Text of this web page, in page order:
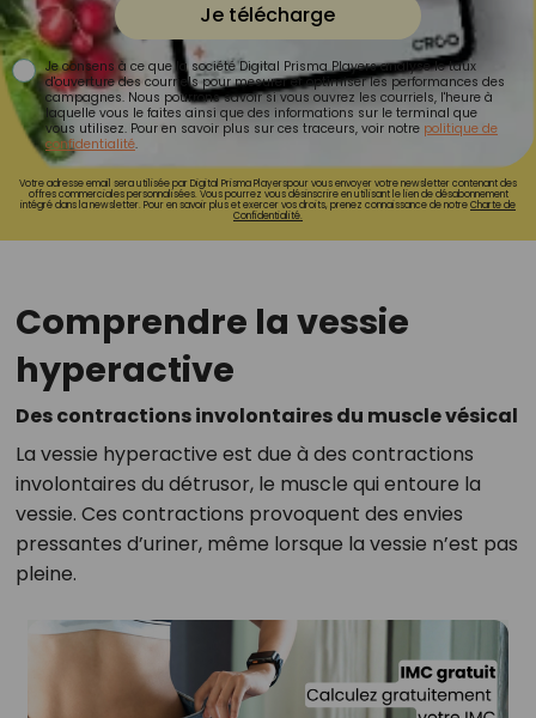
Je télécharge
Je consens à ce que la société Digital Prisma Players analyse le taux
d'ouverture des courriels pour mesurer et optimiser les performances des
campagnes. Nous pourrons savoir si vous ouvrez les courriels, l'heure à
laquelle vous le faites ainsi que des informations sur le terminal que
vous utilisez. Pour en savoir plus sur ces traceurs, voir notre politique de
confidentialité.
Votre adresse email sera utilisée par Digital Prisma Playerspour vous envoyer votre newsletter contenant des
offres commerciales personnalisées. Vous pourrez vous désinscrire en utilisant le lien de désabonnement
intégré dans la newsletter. Pour en savoir plus et exercer vos droits, prenez connaissance de notreCharte de
Confidentialité.
Comprendre la vessie
hyperactive
Des contractions involontaires du muscle vésical
La vessie hyperactive est due à des contractions
involontaires du détrusor, le muscle qui entoure la
vessie. Ces contractions provoquent des envies
pressantes d’uriner, même lorsque la vessie n’est pas
pleine.